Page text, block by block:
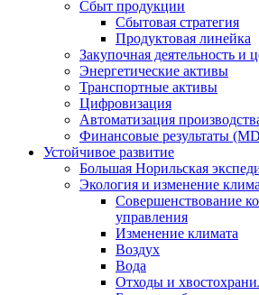
Сбыт продукции
Сбытовая стратегия
Продуктовая линейка
Закупочная деятельность и
Энергетические активы
Транспортные активы
Цифровизация
Автоматизация
Финансовые результаты
Устойчивое развитие
Большая Норильская
Экология и изменение
Совершенствование
управления
Изменение климата
Воздух
Вода
Отходы и